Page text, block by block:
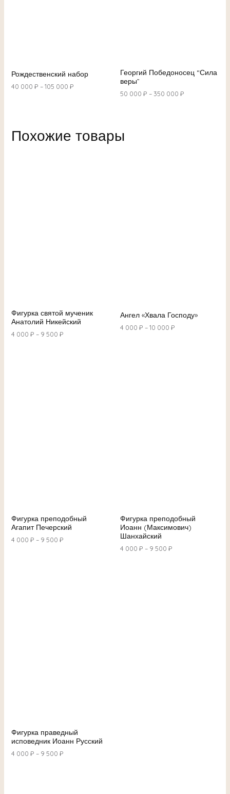
Рождественский набор
40 000 ₽ –105 000 ₽
Георгий Победоносец “Сила
веры”
50 000 ₽ –350 000 ₽
Похожие товары
Фигурка святой мученик
Анатолий Никейский
4 000 ₽ – 9 500 ₽
Ангел «Хвала Господу»
4 000 ₽ –10 000 ₽
Фигурка преподобный
Агапит Печерский
4 000 ₽ – 9 500 ₽
Фигурка преподобный
Иоанн (Максимович)
Шанхайский
4 000 ₽ – 9 500 ₽
Фигурка праведный
исповедник Иоанн Русский
4 000 ₽ – 9 500 ₽